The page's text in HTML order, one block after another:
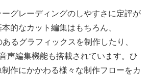
グレーディングのしやすさに定評が
的なカット編集はもちろん、
るグラフィックスを制作したり、
声編集機能も搭載されています。ひ
作にかかわる様々な制作フローをカ